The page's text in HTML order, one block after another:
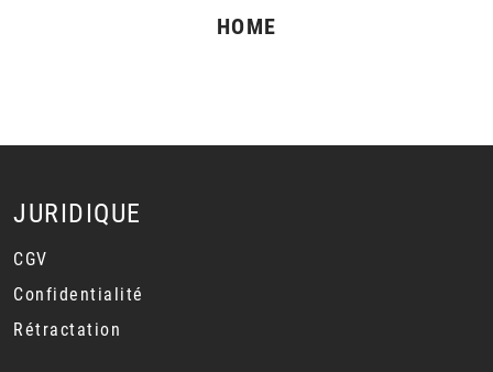
HOME
JURIDIQUE
CGV
Confidentialité
Rétractation